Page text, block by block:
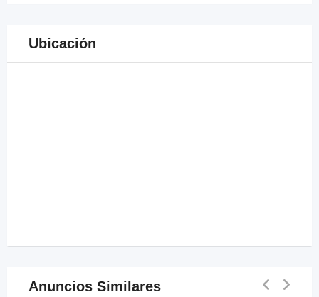
Ubicación
Anuncios Similares